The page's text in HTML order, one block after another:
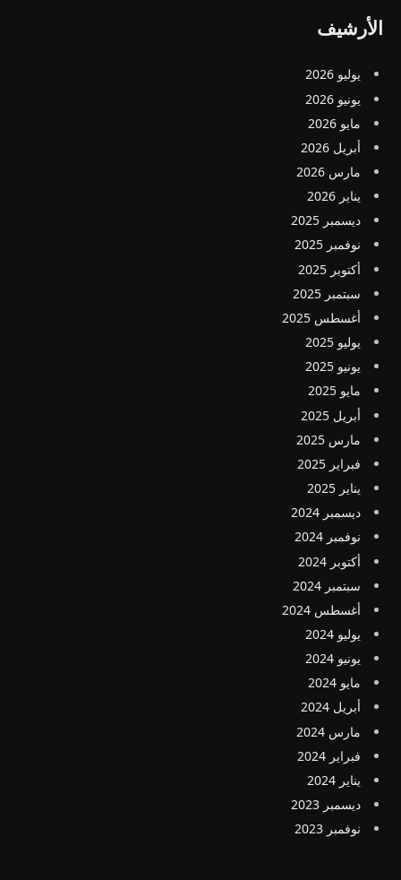
الأرشيف
يوليو 2026
يونيو 2026
مايو 2026
أبريل 2026
مارس 2026
يناير 2026
ديسمبر 2025
نوفمبر 2025
أكتوبر 2025
سبتمبر 2025
أغسطس 2025
يوليو 2025
يونيو 2025
مايو 2025
أبريل 2025
مارس 2025
فبراير 2025
يناير 2025
ديسمبر 2024
نوفمبر 2024
أكتوبر 2024
سبتمبر 2024
أغسطس 2024
يوليو 2024
يونيو 2024
مايو 2024
أبريل 2024
مارس 2024
فبراير 2024
يناير 2024
ديسمبر 2023
نوفمبر 2023